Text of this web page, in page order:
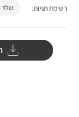
רשימת תגיות: שלד